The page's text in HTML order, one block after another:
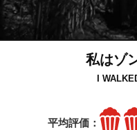
私はゾ
I
平均評価：